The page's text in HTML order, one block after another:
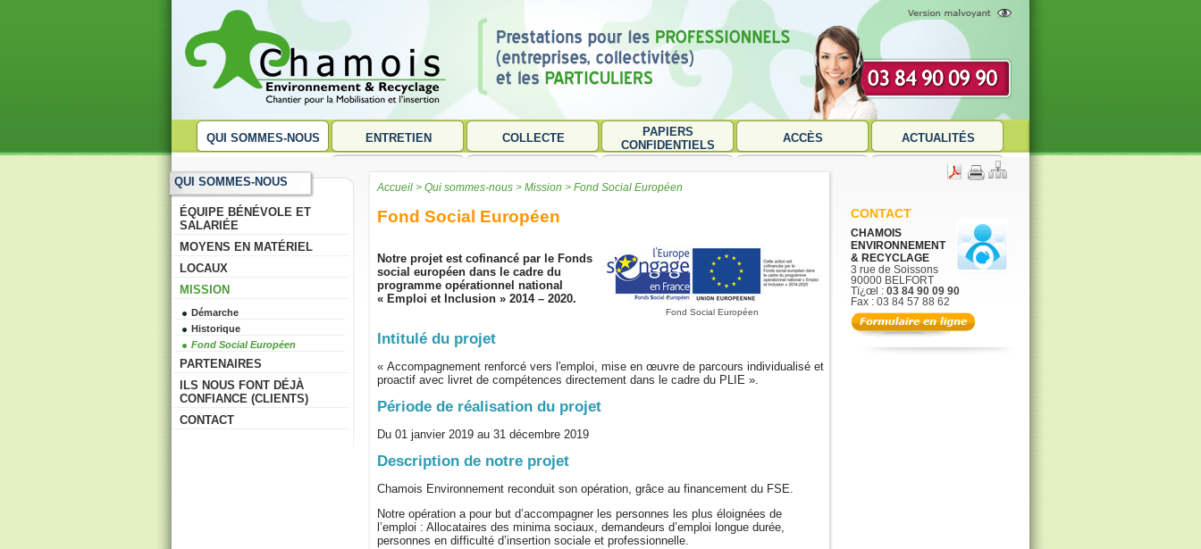
QUI SOMMES-NOUS ENTRETIEN COLLECTE
PAPIERS
CONFIDENTIELS
ACCÈS ACTUALITÉS
QUI SOMMES-NOUS
ÉQUIPE BÉNÉVOLE ET
SALARIÉE
MOYENS EN MATÉRIEL
LOCAUX
MISSION
Démarche
Historique
Fond Social Européen
PARTENAIRES
ILS NOUS FONT DÉJÀ
CONFIANCE (CLIENTS)
CONTACT
Accueil > Qui sommes-nous > Mission > Fond Social Européen
Fond Social Européen
Fond Social Européen
Notre projet est cofinancé par le Fonds
social européen dans le cadre du
programme opérationnel national
« Emploi et Inclusion » 2014 – 2020.
Intitulé du projet
« Accompagnement renforcé vers l'emploi, mise en œuvre de parcours individualisé et
proactif avec livret de compétences directement dans le cadre du PLIE ».
Période de réalisation du projet
Du 01 janvier 2019 au 31 décembre 2019
Description de notre projet
Chamois Environnement reconduit son opération, grâce au financement du FSE.
Notre opération a pour but d’accompagner les personnes les plus éloignées de
l’emploi : Allocataires des minima sociaux, demandeurs d’emploi longue durée,
personnes en difficulté d’insertion sociale et professionnelle.
CONTACT
CHAMOIS
ENVIRONNEMENT
& RECYCLAGE
3 rue de Soissons
90000 BELFORT
Tï¿œl : 03 84 90 09 90
Fax : 03 84 57 88 62